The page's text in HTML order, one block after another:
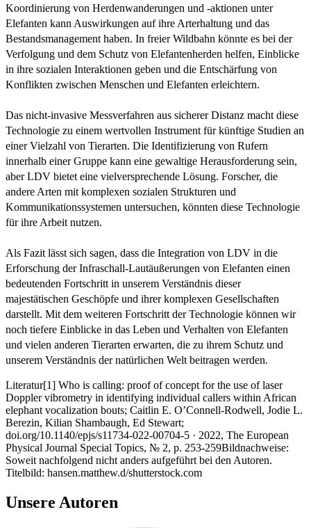
Koordinierung von Herdenwanderungen und -aktionen unter
Elefanten kann Auswirkungen auf ihre Arterhaltung und das
Bestandsmanagement haben. In freier Wildbahn könnte es bei der
Verfolgung und dem Schutz von Elefantenherden helfen, Einblicke
in ihre sozialen Interaktionen geben und die Entschärfung von
Konflikten zwischen Menschen und Elefanten erleichtern.
Das nicht-invasive Messverfahren aus sicherer Distanz macht diese
Technologie zu einem wertvollen Instrument für künftige Studien an
einer Vielzahl von Tierarten. Die Identifizierung von Rufern
innerhalb einer Gruppe kann eine gewaltige Herausforderung sein,
aber LDV bietet eine vielversprechende Lösung. Forscher, die
andere Arten mit komplexen sozialen Strukturen und
Kommunikationssystemen untersuchen, könnten diese Technologie
für ihre Arbeit nutzen.
Als Fazit lässt sich sagen, dass die Integration von LDV in die
Erforschung der Infraschall-Lautäußerungen von Elefanten einen
bedeutenden Fortschritt in unserem Verständnis dieser
majestätischen Geschöpfe und ihrer komplexen Gesellschaften
darstellt. Mit dem weiteren Fortschritt der Technologie können wir
noch tiefere Einblicke in das Leben und Verhalten von Elefanten
und vielen anderen Tierarten erwarten, die zu ihrem Schutz und
unserem Verständnis der natürlichen Welt beitragen werden.
Literatur[1] Who is calling: proof of concept for the use of laser
Doppler vibrometry in identifying individual callers within African
elephant vocalization bouts; Caitlin E. O’Connell-Rodwell, Jodie L.
Berezin, Kilian Shambaugh, Ed Stewart;
doi.org/10.1140/epjs/s11734-022-00704-5 · 2022, The European
Physical Journal Special Topics, № 2, p. 253-259Bildnachweise:
Soweit nachfolgend nicht anders aufgeführt bei den Autoren.
Titelbild: hansen.matthew.d/shutterstock.com
Unsere Autoren